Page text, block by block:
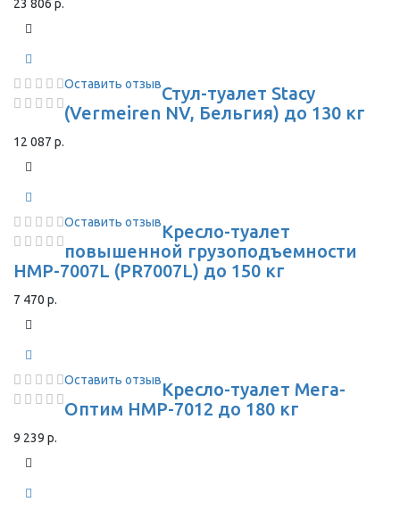
23 806 р.
Оставить отзывСтул-туалет Stacy
(Vermeiren NV, Бельгия) до 130 кг
12 087 р.
Оставить отзывКресло-туалет
повышенной грузоподъемности
HMP-7007L (PR7007L) до 150 кг
7 470 р.
Оставить отзывКресло-туалет Мега-
Оптим HMP-7012 до 180 кг
9 239 р.